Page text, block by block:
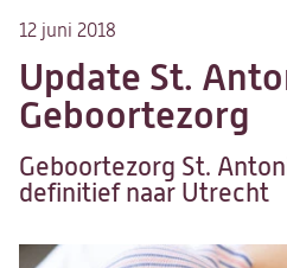
12 juni 2018
Update St.
Geboortezorg
Geboortezorg St.
definitief naar Utrecht